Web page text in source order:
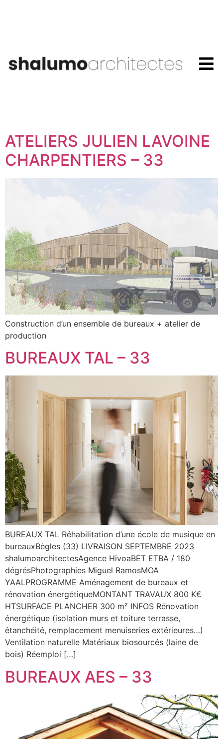
ATELIERS JULIEN LAVOINE
CHARPENTIERS – 33
Construction d’un ensemble de bureaux + atelier de
production
BUREAUX TAL – 33
BUREAUX TAL Réhabilitation d’une école de musique en
bureauxBègles (33) LIVRAISON SEPTEMBRE 2023
shalumoarchitectesAgence HivoaBET ETBA / 180
dégrésPhotographies Miguel RamosMOA
YAALPROGRAMME Aménagement de bureaux et
rénovation énergétiqueMONTANT TRAVAUX 800 K€
HTSURFACE PLANCHER 300 m² INFOS Rénovation
énergétique (isolation murs et toiture terrasse,
étanchéité, remplacement menuiseries extérieures…)
Ventilation naturelle Matériaux biosourcés (laine de
bois) Réemploi […]
BUREAUX AES – 33